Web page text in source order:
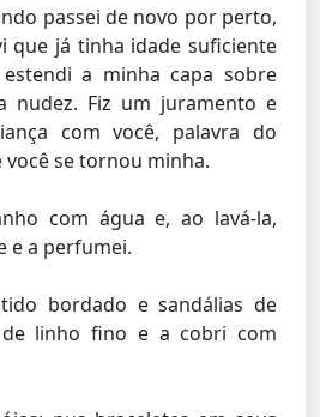
passei de novo por perto,
que já tinha idade suficiente
a minha capa sobre
nudez. Fiz um juramento e
com você, palavra do
você se tornou minha.
com água e, ao lavá-la,
e a perfumei.
bordado e sandálias de
linho fino e a cobri com